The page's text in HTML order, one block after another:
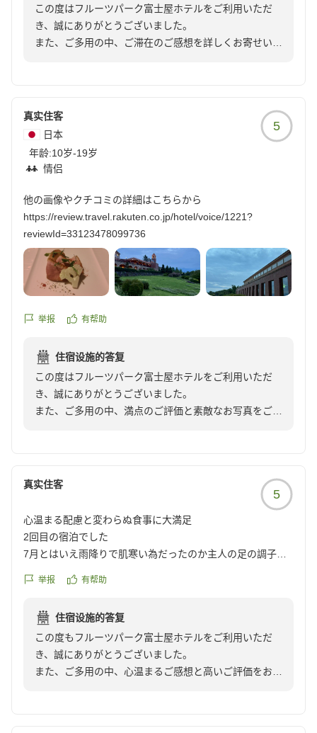
部屋は和室で、綺麗に清掃されていましたが、障子のへりの
滑りをよくするテープがガタガタでしたので、きちんと貼り
直した方が良いと感じました。
くらいです。
お食事はさすがです、朝、夕共に和食を希望しましたが、と
ても美味しかったです。
した。
これだけ素敵な事が多かったので、なおさら障子の件が残念
だと感じました。
でも山梨は近くて食べ物も美味しいので、また行きたいねと
家族で話しました。
クチコミの詳細はこちらから
https://review.travel.rakuten.co.jp/hotel/voice/1221?
reviewId=33123478139290
この度はフルーツパーク富士屋ホテルをご利用いただ
き、誠にありがとうございました。
また、ご多用の中、ご滞在のご感想を詳しくお寄せいた
のご旅行をお楽しみいただけたご様子を大変嬉しく拝見
いたしました。
館内の雰囲気や大浴場、お食事、そしてスタッフの対応
りがとうございます。特に朝夕の和食をお気に召してい
ただけたことや、「従業員の方々はどの方も丁寧で感じ
がとても良かった」とのお言葉は、料理長をはじめスタ
ッフ一同にとりまして何よりの励みでございます。
また、大浴場に設置しておりますReFa（リファ）のシ
ャワーヘッドやドライヤーもご満足いただけたようで、
大変嬉しく存じます。「このドライヤーに替えてみよう
のお手伝いができたことを実感でき、私どもにとりまし
ても嬉しい限りでございます。
一方で、お部屋の障子につきまして、ご不快な思いをお
掛けし申し訳ございませんでした。ご指摘いただきまし
ざいました。
「また行きたいね」とご家族でお話しいただけたとのこ
と、大変光栄に存じます。山梨は四季折々で異なる魅力
があり、春には桜、夏は旬の桃やぶどう、秋は紅葉や果
ます。
これからも、山梨の旬の味覚、富士山や甲府盆地の絶
景、温泉大浴場、そして心を込めたおもてなしで、皆様
に「また訪れたい」と思っていただけるホテルを目指し
てまいります。
真实住客
日本
年龄:10岁-19岁
情侣
5
他の画像やクチコミの詳細はこちらから
https://review.travel.rakuten.co.jp/hotel/voice/1221?
reviewId=33123478099736
举报 有帮助
住宿设施的答复
この度はフルーツパーク富士屋ホテルをご利用いただ
き、誠にありがとうございました。
また、ご多用の中、満点のご評価と素敵なお写真をご投
ありがとうございます。
当館の魅力が伝わる素敵なお写真を共有していただき、
スタッフ一同大変嬉しく拝見いたしました。
また、お部屋・お食事・温泉・接客・設備・ロケーショ
げます。
でございます。
今回は1泊２食付きのプランでご宿泊いただきました
が、ご滞在をお楽しみいただけたご様子に安堵しており
真实住客
5
心温まる配慮と変わらぬ食事に大満足
2回目の宿泊でした
7月とはいえ雨降りで肌寒い為だったのか主人の足の調子が
ーの近くのお部屋に変えていただきまして恐縮しながらも感
夕食時はとりもつ煮もいただき朝食は落ち着いた雰囲気でご
飯とお汁を美味しく頂けるおかずで特に削ったおかかには素
材の良さを感じました
お食事は3年前と変わりなく美味しかったのはこのご時世と
举报 有帮助
住宿设施的答复
この度もフルーツパーク富士屋ホテルをご利用いただ
き、誠にありがとうございました。
また、ご多用の中、心温まるご感想と高いご評価をお寄